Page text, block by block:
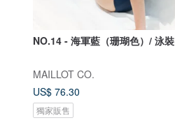
NO.14 - 海軍藍（珊瑚色）/ 泳裝
MAILLOT CO.
US$ 76.30
獨家販售